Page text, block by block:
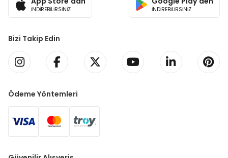
İNDİREBİLİRSİNİZ İNDİREBİLİRSİNİZ
Bizi Takip Edin
Ödeme Yöntemleri